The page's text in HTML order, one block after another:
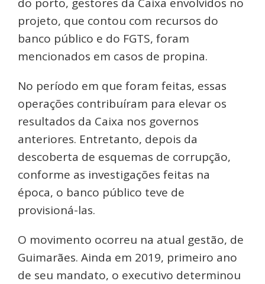
do porto, gestores da Caixa envolvidos no
projeto, que contou com recursos do
banco público e do FGTS, foram
mencionados em casos de propina.
No período em que foram feitas, essas
operações contribuíram para elevar os
resultados da Caixa nos governos
anteriores. Entretanto, depois da
descoberta de esquemas de corrupção,
conforme as investigações feitas na
época, o banco público teve de
provisioná-las.
O movimento ocorreu na atual gestão, de
Guimarães. Ainda em 2019, primeiro ano
de seu mandato, o executivo determinou